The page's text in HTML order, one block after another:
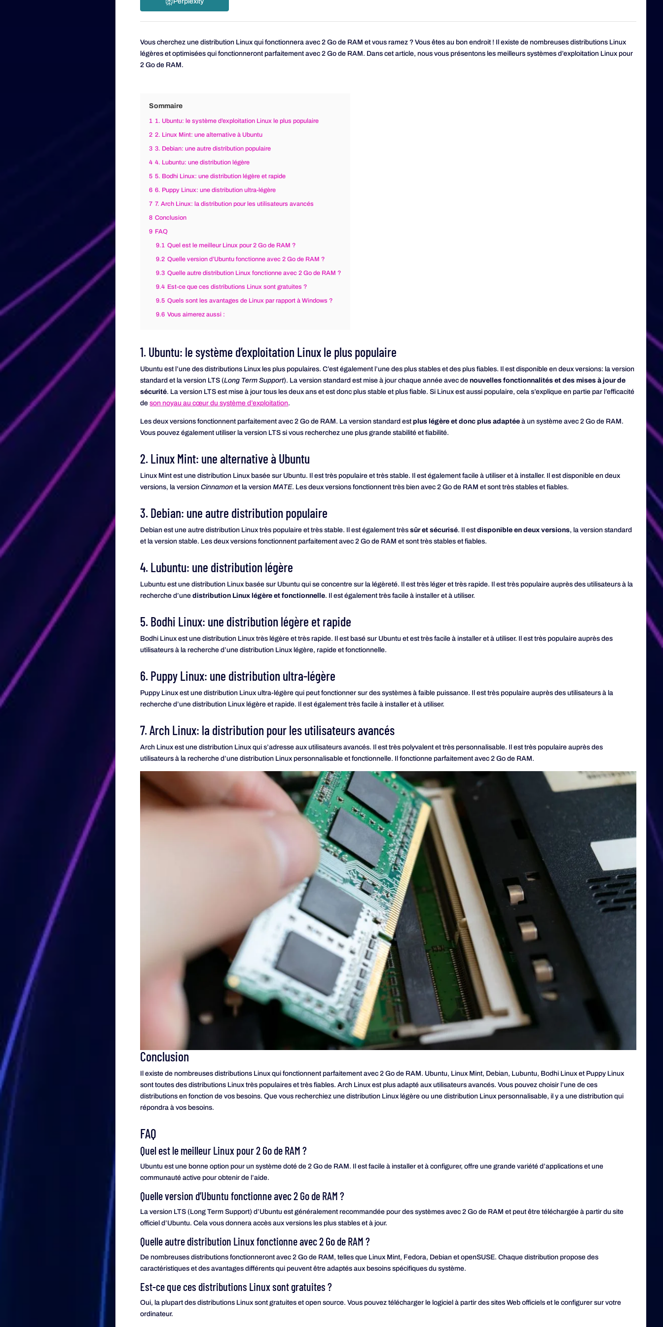
Vous cherchez une distribution Linux qui fonctionnera avec 2 Go de RAM et vous ramez ? Vous êtes au bon endroit ! Il existe de nombreuses distributions Linux
légères et optimisées qui fonctionneront parfaitement avec 2 Go de RAM. Dans cet article, nous vous présentons les meilleurs systèmes d’exploitation Linux pour
2 Go de RAM.
Sommaire
1 1. Ubuntu: le système d’exploitation Linux le plus populaire
2 2. Linux Mint: une alternative à Ubuntu
3 3. Debian: une autre distribution populaire
4 4. Lubuntu: une distribution légère
5 5. Bodhi Linux: une distribution légère et rapide
6 6. Puppy Linux: une distribution ultra-légère
7 7. Arch Linux: la distribution pour les utilisateurs avancés
8 Conclusion
9 FAQ
9.1 Quel est le meilleur Linux pour 2 Go de RAM ?
9.2 Quelle version d’Ubuntu fonctionne avec 2 Go de RAM ?
9.3 Quelle autre distribution Linux fonctionne avec 2 Go de RAM ?
9.4 Est-ce que ces distributions Linux sont gratuites ?
9.5 Quels sont les avantages de Linux par rapport à Windows ?
9.6 Vous aimerez aussi :
1. Ubuntu: le système d’exploitation Linux le plus populaire
Ubuntu est l’une des distributions Linux les plus populaires. C’est également l’une des plus stables et des plus fiables. Il est disponible en deux versions: la version
standard et la version LTS (Long Term Support). La version standard est mise à jour chaque année avec denouvelles fonctionnalités et des mises à jour de
sécurité. La version LTS est mise à jour tous les deux ans et est donc plus stable et plus fiable. Si Linux est aussi populaire, cela s’explique en partie par l’efficacité
deson noyau au cœur du système d’exploitation.
Les deux versions fonctionnent parfaitement avec 2 Go de RAM. La version standard estplus légère et donc plus adaptée à un système avec 2 Go de RAM.
Vous pouvez également utiliser la version LTS si vous recherchez une plus grande stabilité et fiabilité.
2. Linux Mint: une alternative à Ubuntu
Linux Mint est une distribution Linux basée sur Ubuntu. Il est très populaire et très stable. Il est également facile à utiliser et à installer. Il est disponible en deux
versions, la versionCinnamon et la versionMATE. Les deux versions fonctionnent très bien avec 2 Go de RAM et sont très stables et fiables.
3. Debian: une autre distribution populaire
Debian est une autre distribution Linux très populaire et très stable. Il est également trèssûr et sécurisé. Il estdisponible en deux versions, la version standard
et la version stable. Les deux versions fonctionnent parfaitement avec 2 Go de RAM et sont très stables et fiables.
4. Lubuntu: une distribution légère
Lubuntu est une distribution Linux basée sur Ubuntu qui se concentre sur la légèreté. Il est très léger et très rapide. Il est très populaire auprès des utilisateurs à la
recherche d’une distribution Linux légère et fonctionnelle. Il est également très facile à installer et à utiliser.
5. Bodhi Linux: une distribution légère et rapide
Bodhi Linux est une distribution Linux très légère et très rapide. Il est basé sur Ubuntu et est très facile à installer et à utiliser. Il est très populaire auprès des
utilisateurs à la recherche d’une distribution Linux légère, rapide et fonctionnelle.
6. Puppy Linux: une distribution ultra-légère
Puppy Linux est une distribution Linux ultra-légère qui peut fonctionner sur des systèmes à faible puissance. Il est très populaire auprès des utilisateurs à la
recherche d’une distribution Linux légère et rapide. Il est également très facile à installer et à utiliser.
7. Arch Linux: la distribution pour les utilisateurs avancés
Arch Linux est une distribution Linux qui s’adresse aux utilisateurs avancés. Il est très polyvalent et très personnalisable. Il est très populaire auprès des
utilisateurs à la recherche d’une distribution Linux personnalisable et fonctionnelle. Il fonctionne parfaitement avec 2 Go de RAM.
Conclusion
Il existe de nombreuses distributions Linux qui fonctionnent parfaitement avec 2 Go de RAM. Ubuntu, Linux Mint, Debian, Lubuntu, Bodhi Linux et Puppy Linux
sont toutes des distributions Linux très populaires et très fiables. Arch Linux est plus adapté aux utilisateurs avancés. Vous pouvez choisir l’une de ces
distributions en fonction de vos besoins. Que vous recherchiez une distribution Linux légère ou une distribution Linux personnalisable, il y a une distribution qui
répondra à vos besoins.
FAQ
Quel est le meilleur Linux pour 2 Go de RAM ?
Ubuntu est une bonne option pour un système doté de 2 Go de RAM. Il est facile à installer et à configurer, offre une grande variété d’applications et une
communauté active pour obtenir de l’aide.
Quelle version d’Ubuntu fonctionne avec 2 Go de RAM ?
La version LTS (Long Term Support) d’Ubuntu est généralement recommandée pour des systèmes avec 2 Go de RAM et peut être téléchargée à partir du site
officiel d’Ubuntu. Cela vous donnera accès aux versions les plus stables et à jour.
Quelle autre distribution Linux fonctionne avec 2 Go de RAM ?
De nombreuses distributions fonctionneront avec 2 Go de RAM, telles que Linux Mint, Fedora, Debian et openSUSE. Chaque distribution propose des
caractéristiques et des avantages différents qui peuvent être adaptés aux besoins spécifiques du système.
Est-ce que ces distributions Linux sont gratuites ?
Oui, la plupart des distributions Linux sont gratuites et open source. Vous pouvez télécharger le logiciel à partir des sites Web officiels et le configurer sur votre
ordinateur.